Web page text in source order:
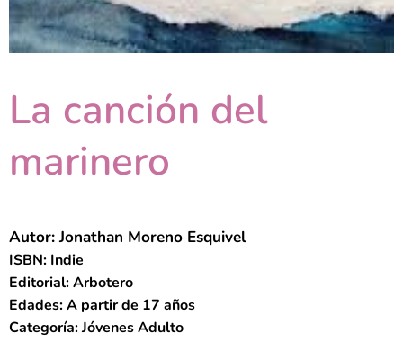
La canción del
marinero
Autor: Jonathan Moreno Esquivel
ISBN: Indie
Editorial: Arbotero
Edades: A partir de 17 años
Categoría: Jóvenes Adulto